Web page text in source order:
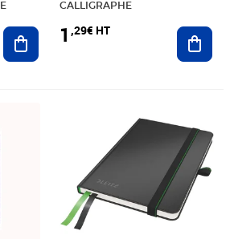
Ajouter au panier
CALLIGRAPHE
1 ,29€ HT